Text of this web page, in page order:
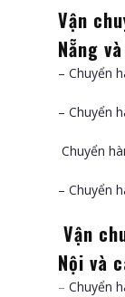
Vận
Nẵng
– Chuyển
– Chuyển
Chuyển
– Chuyển
Vận
Nội và
– Chuyển